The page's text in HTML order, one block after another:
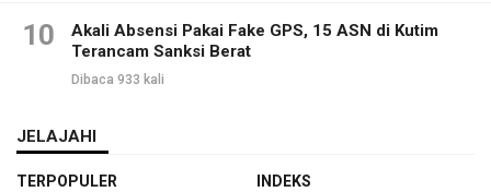
10
Akali Absensi Pakai Fake GPS, 15 ASN di Kutim
Terancam Sanksi Berat
Dibaca 933 kali
JELAJAHI
TERPOPULER
INDEKS